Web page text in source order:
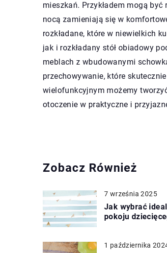
mieszkań. Przykładem mogą
nocą zamieniają się w
rozkładane, które w niewielkich
jak i rozkładany stół obiadowy
meblach z wbudowanymi
przechowywanie, które
wielofunkcyjnym możemy
otoczenie w praktyczne i
Zobacz Również
7 września 2025
Jak wybrać
pokoju
1 października